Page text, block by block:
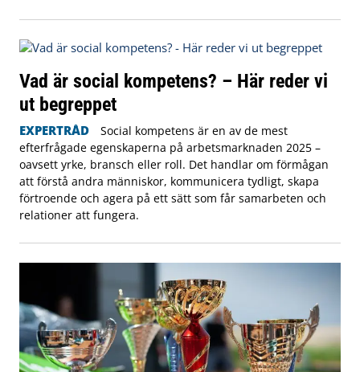
Vad är social kompetens? – Här reder vi
ut begreppet
EXPERTRÅD
Social kompetens är en av de mest
efterfrågade egenskaperna på arbetsmarknaden 2025 –
oavsett yrke, bransch eller roll. Det handlar om förmågan
att förstå andra människor, kommunicera tydligt, skapa
förtroende och agera på ett sätt som får samarbeten och
relationer att fungera.